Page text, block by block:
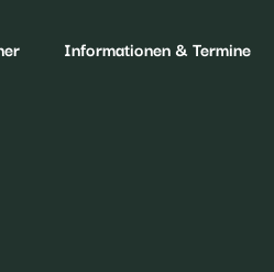
Informationen & Termine